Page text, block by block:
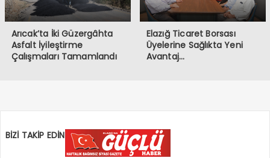
Arıcak’ta İki Güzergâhta
Asfalt İyileştirme
Çalışmaları Tamamlandı
Elazığ Ticaret Borsası
Üyelerine Sağlıkta Yeni
Avantaj…
BİZİ TAKİP EDİN